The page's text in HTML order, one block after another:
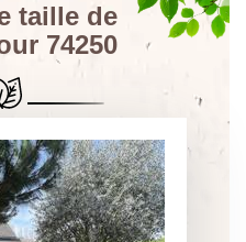
taille de
74250